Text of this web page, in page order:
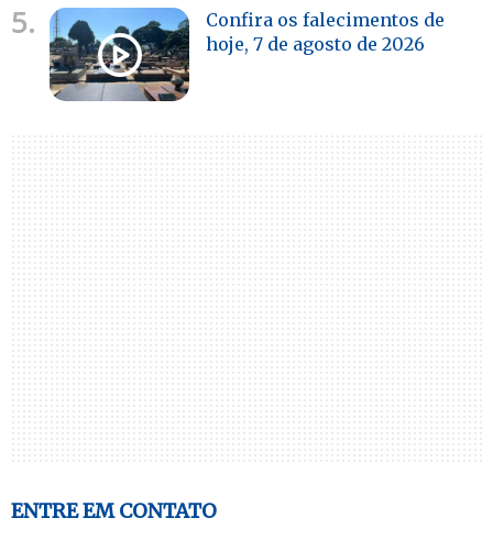
5.
Confira os falecimentos de
hoje, 7 de agosto de 2026
ENTRE EM CONTATO